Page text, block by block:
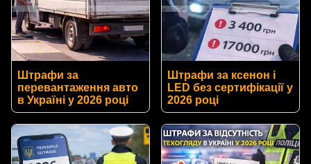
Штрафи за
перевантаження авто
в Україні у 2026 році
Штрафи за ксенон і
LED без сертифікації у
2026 році